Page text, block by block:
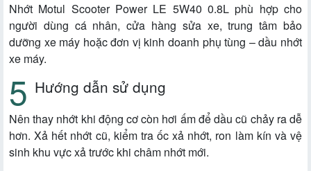
Nhớt Motul Scooter Power LE 5W40 0.8L phù hợp cho
người dùng cá nhân, cửa hàng sửa xe, trung tâm bảo
dưỡng xe máy hoặc đơn vị kinh doanh phụ tùng – dầu nhớt
xe máy.
Hướng dẫn sử dụng
Nên thay nhớt khi động cơ còn hơi ấm để dầu cũ chảy ra dễ
hơn. Xả hết nhớt cũ, kiểm tra ốc xả nhớt, ron làm kín và vệ
sinh khu vực xả trước khi châm nhớt mới.